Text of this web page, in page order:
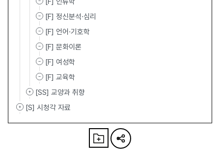
[F] 정신분석·심리
[F] 언어·기호학
[F] 문화이론
[F] 여성학
[F] 교육학
[SS] 교양과 취향
[S] 시청각 자료